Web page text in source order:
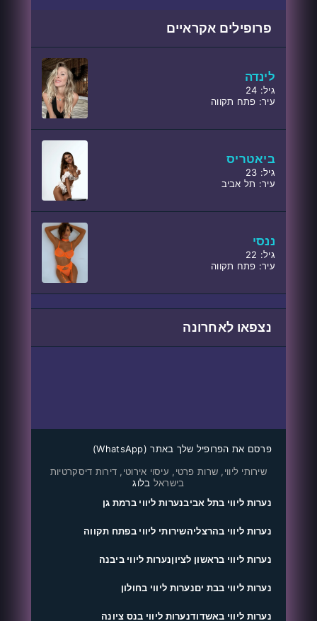
פרופילים אקראיים
לינדה
גיל: 24
עיר: פתח תקווה
ביאטריס
גיל: 23
עיר: תל אביב
ננסי
גיל: 22
עיר: פתח תקווה
נצפאו לאחרונה
פרסם את הפרופיל שלך באתר (WhatsApp)
שירותי ליווי, שרות פרטי, עיסוי אירוטי, דירות דיסקרטיות
בישראל בלוג
נערות ליווי בתל אביבנערות ליווי ברמת גן
נערות ליווי בהרצליהשירותי ליווי בפתח תקווה
נערות ליווי בראשון לציוןנערות ליווי ביבנה
נערות ליווי בבת יםנערות ליווי בחולון
נערות ליווי באשדודנערות ליווי בנס ציונה